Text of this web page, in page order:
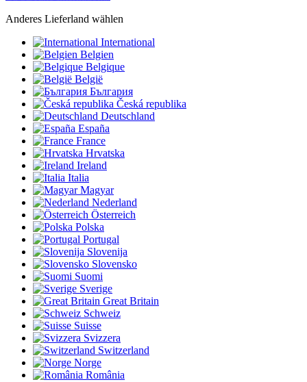
Anderes Lieferland wählen
International
Belgien
Belgique
België
България
Česká republika
Deutschland
España
France
Hrvatska
Ireland
Italia
Magyar
Nederland
Österreich
Polska
Portugal
Slovenija
Slovensko
Suomi
Sverige
Great Britain
Schweiz
Suisse
Svizzera
Switzerland
Norge
România